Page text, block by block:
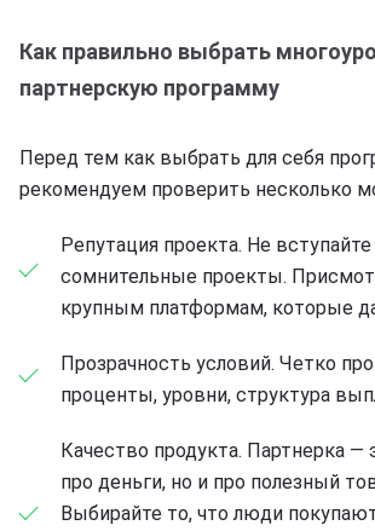
Как правильно выбрать
партнерскую программу
Перед тем как выбрать для себя
рекомендуем проверить несколько
Репутация проекта. Не вступайте
сомнительные проекты.
крупным платформам, которые
Прозрачность условий. Четко
проценты, уровни, структура
Качество продукта. Партнерка —
про деньги, но и про полезный
Выбирайте то, что люди